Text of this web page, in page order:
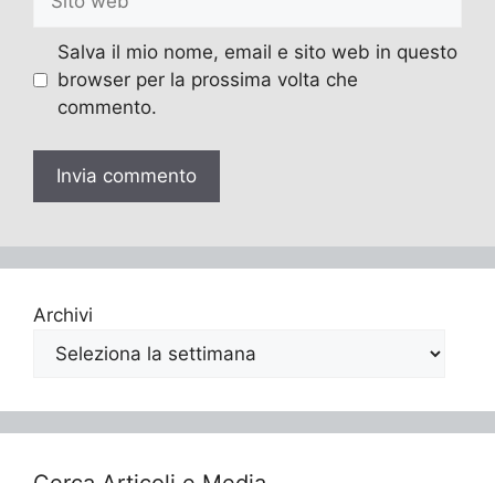
web
Salva il mio nome, email e sito web in questo
browser per la prossima volta che
commento.
Archivi